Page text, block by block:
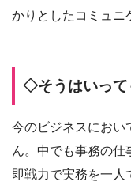
かりとしたコミュニ
◇そうはいって
今のビジネスにおい
ん。中でも事務の仕
即戦力で実務を一人